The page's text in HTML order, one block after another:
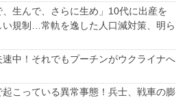
、生んで、さらに生め」10代に出産を
規制…常軌を逸した人口減対策、明ら
中！それでもプーチンがウクライナへ
こっている異常事態！兵士、戦車の膨